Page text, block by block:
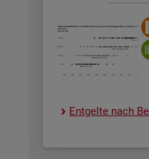
Ent­gel­te nach